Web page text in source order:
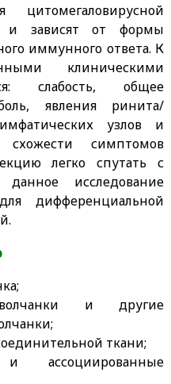
цитомегаловирусной
и зависят от формы
иммунного ответа. К
клиническими
слабость, общее
явления ринита/
узлов и
симптомов
легко спутать с
данное исследование
дифференциальной
и другие
ткани;
ассоциированные